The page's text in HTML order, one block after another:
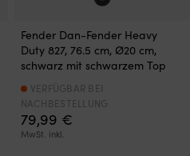
Fender Dan-Fender Heavy
Duty 827, 76.5 cm, Ø20 cm,
schwarz mit schwarzem Top
79,99 €
MwSt. inkl.
VERFÜGBAR BEI
NACHBESTELLUNG